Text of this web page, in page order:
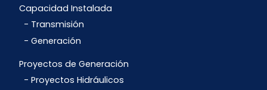
Capacidad Instalada
Transmisión
Generación
Proyectos de Generación
Proyectos Hidráulicos